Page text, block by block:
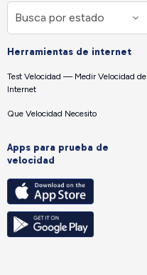
Herramientas de internet
Test Velocidad — Medir Velocidad de
Internet
Que Velocidad Necesito
Apps para prueba de
velocidad